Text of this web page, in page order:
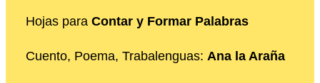
Hojas para Contar y Formar Palabras
Cuento, Poema, Trabalenguas: Ana la Araña